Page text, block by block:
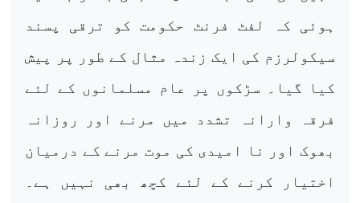
ہوئی کہ لفٹ فرنٹ حکومت کو ترقی پسند
سیکولرزم کی ایک زندہ مثال کے طور پر پیش
کیا گیا۔ سڑکوں پر عام مسلمانوں کے لئے
فرقہ وارانہ تشدد میں مرنے اور روزانہ
بھوک اور نا امیدی کی موت مرنے کے درمیان
اختیار کرنے کے لئے کچھ بھی نہیں ہے۔